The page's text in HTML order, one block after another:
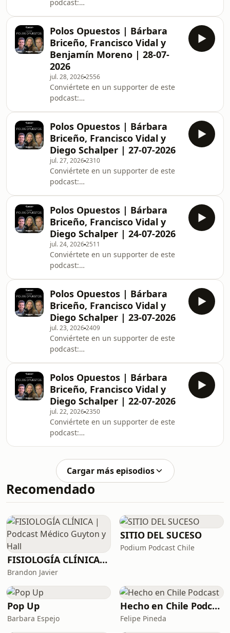
podcast:
Polos Opuestos | Bárbara
Briceño, Francisco Vidal y
Benjamín Moreno | 28-07-
2026
jul. 28, 20262556
Conviértete en un supporter de este
podcast:
Polos Opuestos | Bárbara
Briceño, Francisco Vidal y
Diego Schalper | 27-07-2026
jul. 27, 20262310
Conviértete en un supporter de este
podcast:
Polos Opuestos | Bárbara
Briceño, Francisco Vidal y
Diego Schalper | 24-07-2026
jul. 24, 20262511
Conviértete en un supporter de este
podcast:
Polos Opuestos | Bárbara
Briceño, Francisco Vidal y
Diego Schalper | 23-07-2026
jul. 23, 20262409
Conviértete en un supporter de este
podcast:
Polos Opuestos | Bárbara
Briceño, Francisco Vidal y
Diego Schalper | 22-07-2026
jul. 22, 20262350
Conviértete en un supporter de este
podcast:
Cargar más episodios
Recomendado
FISIOLOGÍA CLÍNICA | Podcast Médico Guyton y Hall
Brandon Javier
SITIO DEL SUCESO
Podium Podcast Chile
Pop Up
Barbara Espejo
Hecho en Chile Podcast
Felipe Pineda